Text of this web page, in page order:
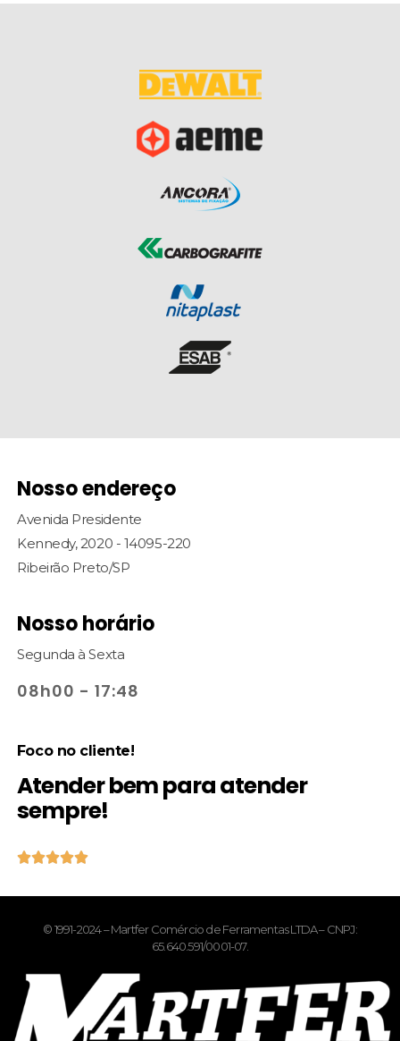
Nosso endereço
Avenida Presidente
Kennedy, 2020 - 14095-220
Ribeirão Preto/SP
Nosso horário
Segunda à Sexta
08h00 - 17:48
Foco no cliente!
Atender bem para atender
sempre!

© 1991-2024 – Martfer Comércio de Ferramentas LTDA – CNPJ:
65.640.591/0001-07.